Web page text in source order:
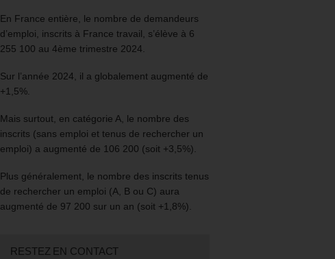
En France entière, le nombre de demandeurs
d’emploi, inscrits à France travail, s’élève à 6
255 100 au 4ème trimestre 2024.
Sur l’année 2024, il a globalement augmenté de
+1,5%.
Mais surtout, en catégorie A, le nombre des
inscrits (sans emploi et tenus de rechercher un
emploi) a augmenté de 106 200 (soit +3,5%).
Plus généralement, le nombre des inscrits tenus
de rechercher un emploi (A, B ou C) aura
augmenté de 97 200 sur un an (soit +1,8%).
RESTEZ EN CONTACT